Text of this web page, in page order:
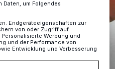
Daten, um Folgendes
Endgeräteeigenschaften zur
von oder Zugriff auf
Werbung und
und der Performance von
Entwicklung und Verbesserung